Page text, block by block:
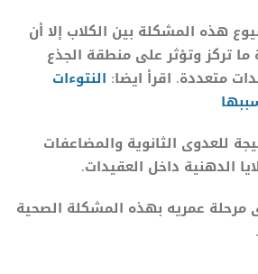
هذه المشكلة بين الكلاب إلا أن
ما تركز وتؤثر على منطقة الجذع
متعددة. اقرأ ايضا: النتوءات
للعدوى الثانوية والمضاعفات
الدهنية داخل العقيدات.
مرحلة عمريه بهذه المشكلة الصحية